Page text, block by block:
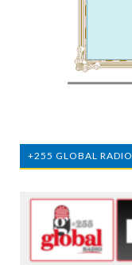
+255 GLOBAL RADIO